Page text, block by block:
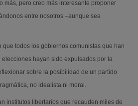
OBRA
LOS
más, pero creo más interesante proponer
entre nosotros –aunque sea
que todos los gobiernos comunistas que han
hayan sido expulsados por la
sobre la posibilidad de un partido
no idealista ni moral.
institutos libertarios que recauden miles de